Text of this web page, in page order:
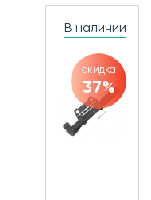
В наличии
скидка
37%